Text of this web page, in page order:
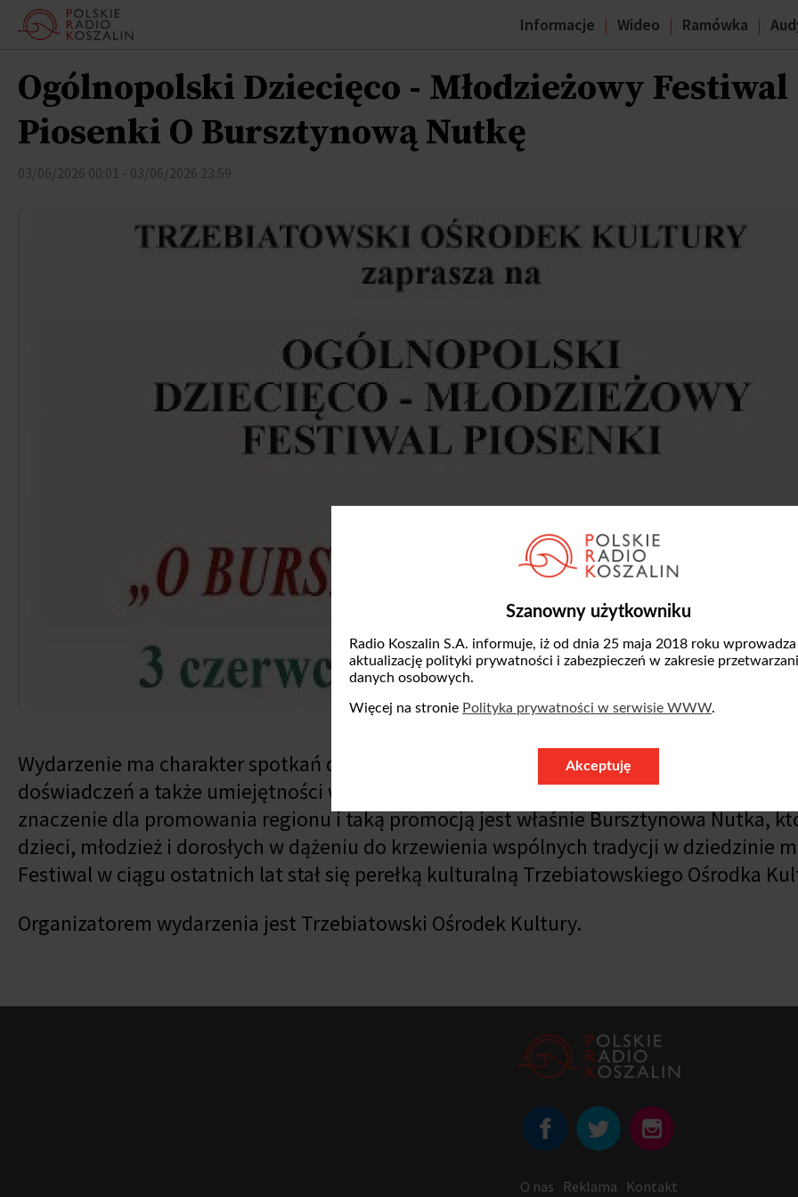
Szanowny użytkowniku
Radio Koszalin S.A. informuje, iż od dnia 25 maja 2018 roku wprowadza
aktualizację polityki prywatności i zabezpieczeń w zakresie
danych osobowych.
Więcej na stronie Polityka prywatności w serwisie WWW.
Akceptuję
Informacje Wideo Ramówka
Ogólnopolski Dziecięco - Młodzieżowy Festiwal
Piosenki O Bursztynową Nutkę
03/06/2026 00:01 - 03/06/2026 23:59
Wydarzenie ma charakter spotkań dzieci i młodzieży propagujących śpiewanie oraz
doświadczeń a także umiejętności w dziedzinie muzyki i tańca. Działalność artystyczna
znaczenie dla promowania regionu i taką promocją jest właśnie Bursztynowa Nutka,
dzieci, młodzież i dorosłych w dążeniu do krzewienia wspólnych tradycji w dziedzinie
Festiwal w ciągu ostatnich lat stał się perełką kulturalną Trzebiatowskiego Ośrodka
Organizatorem wydarzenia jest Trzebiatowski Ośrodek Kultury.
O nas Reklama Kontakt